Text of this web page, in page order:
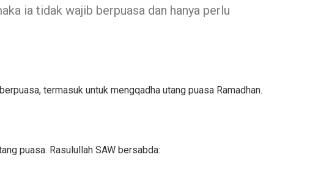
ia tidak wajib berpuasa dan hanya perlu
termasuk untuk mengqadha utang puasa Ramadhan.
puasa. Rasulullah SAW bersabda: